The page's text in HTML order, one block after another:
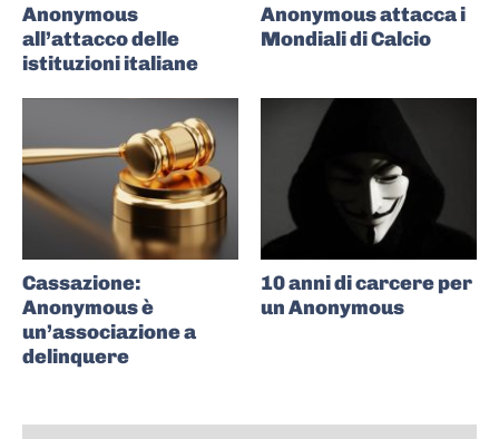
Anonymous
all’attacco delle
istituzioni italiane
Anonymous attacca i
Mondiali di Calcio
Cassazione:
Anonymous è
un’associazione a
delinquere
10 anni di carcere per
un Anonymous